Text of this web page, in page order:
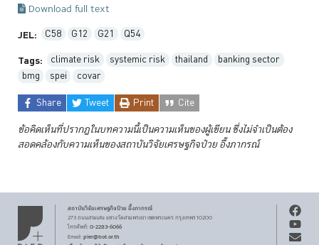
Download full text
JEL: C58 G12 G21 Q54
Tags: climate risk systemic risk thailand
banking sector
bmg
spei
covar
Share
Tweet Print Cite
ข้อคิดเห็นที่ปรากฏในบทความนี้เป็นความเห็นของผู้เขียน ซึ่งไม่จำเป็นต้อง
สอดคล้องกับความเห็นของสถาบันวิจัยเศรษฐกิจป๋วยอึ๊งภากรณ์
สถาบันวิจัยเศรษฐกิจป๋วย อึ๊งภากรณ์
273 ถนนสามเสนแขวงวัดสามพระยาเขตพระนครกรุงเทพฯ 10200
โทรศัพท์: 0-2283-6066
Email: pier@bot.or.th